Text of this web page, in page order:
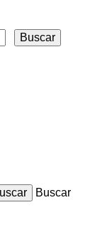
Buscar